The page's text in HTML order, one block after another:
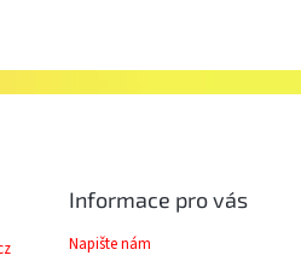
Informace pro vás
Napište nám